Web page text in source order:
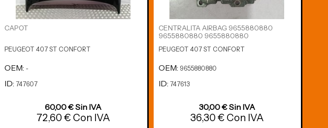
CAPOT
PEUGEOT 407 ST CONFORT
OEM: -
ID: 747607
60,00 € Sin IVA
72,60 € Con IVA
CENTRALITA AIRBAG 9655880880
9655880880 9655880880
PEUGEOT 407 ST CONFORT
OEM: 9655880880
ID: 747613
30,00 € Sin IVA
36,30 € Con IVA